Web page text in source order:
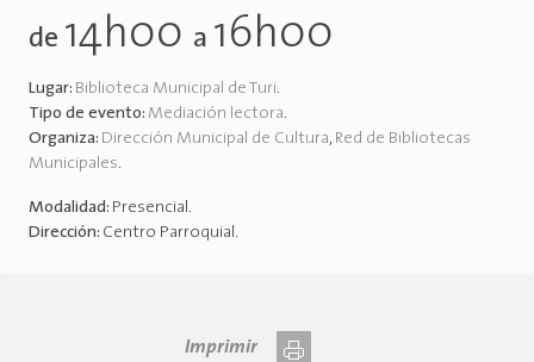
de 14h00 a 16h00
Lugar: Biblioteca Municipal de Turi.
Tipo de evento: Mediación lectora.
Organiza: Dirección Municipal de Cultura, Red de Bibliotecas
Municipales.
Modalidad: Presencial.
Dirección: Centro Parroquial.
Imprimir